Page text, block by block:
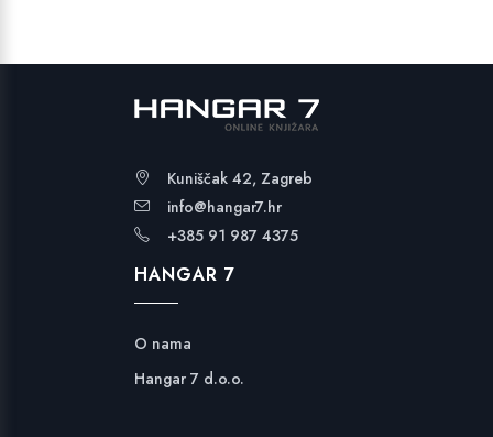
Kuniščak 42, Zagreb
info@hangar7.hr
+385 91 987 4375
HANGAR 7
O nama
Hangar 7 d.o.o.